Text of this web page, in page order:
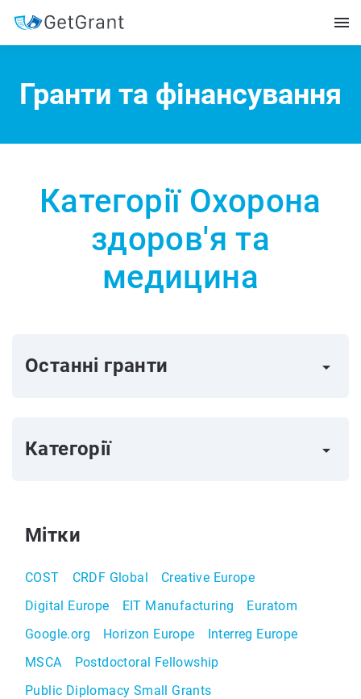
Гранти та фінансування
Категорії Охорона
здоров'я та
медицина
Останні гранти arrow_right
Категорії arrow_right
Мітки
COST CRDF Global
Creative Europe
Digital Europe
EIT Manufacturing
Euratom
Google.org
Horizon Europe
Interreg Europe
MSCA
Postdoctoral Fellowship
Public Diplomacy Small Grants